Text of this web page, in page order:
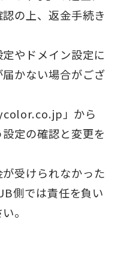
の上、返金手続き
やドメイン設定に
かない場合がござ
」から
定の確認と変更を
受けられなかった
側では責任を負い
。